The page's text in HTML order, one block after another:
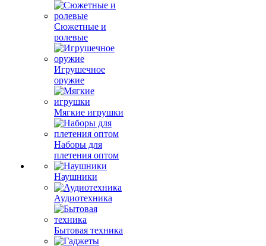
Сюжетные и
ролевые
Игрушечное
оружие
Мягкие игрушки
Наборы для
плетения оптом
Наушники
Аудиотехника
Бытовая техника